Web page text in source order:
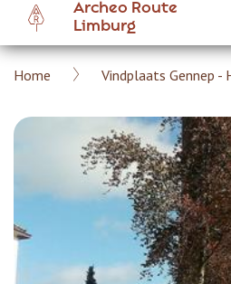
Overslaan
naar
gaan
Archeo Route
Limburg
Kruimelpad
Home Vindplaats Gennep -